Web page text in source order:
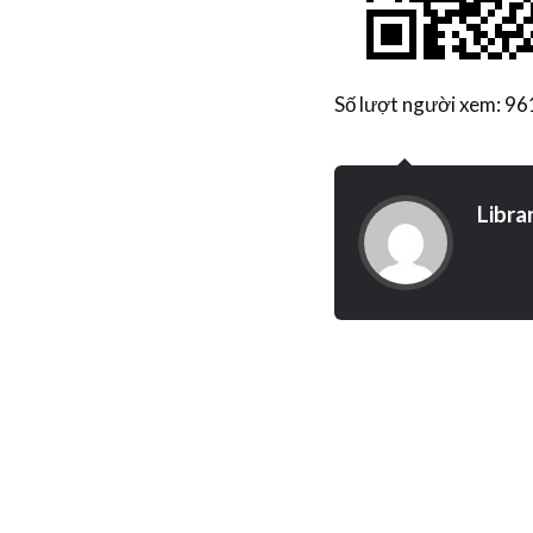
Số lượt người xem: